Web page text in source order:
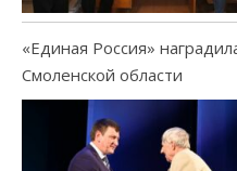
«Единая Россия»
Смоленской области